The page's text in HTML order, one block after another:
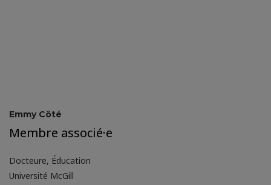
Emmy Côté
Membre associé·e
Docteure, Éducation
Université McGill